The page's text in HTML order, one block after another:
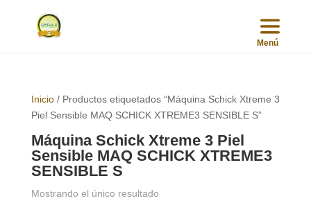
Inicio/ Productos etiquetados “Máquina Schick Xtreme 3
Piel Sensible MAQ SCHICK XTREME3 SENSIBLE S”
Máquina Schick Xtreme 3 Piel
Sensible MAQ SCHICK XTREME3
SENSIBLE S
Mostrando el único resultado